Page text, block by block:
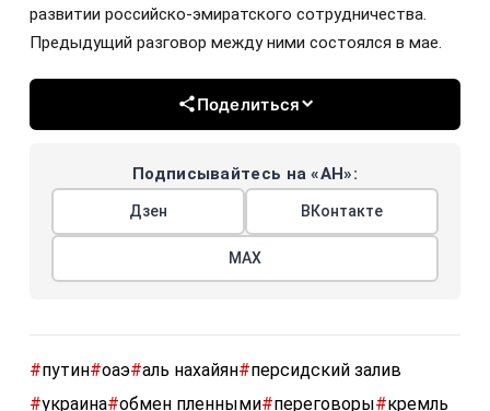
развитии российско-эмиратского сотрудничества.
Предыдущий разговор между ними состоялся в мае.
Поделиться
Подписывайтесь на «АН»:
Дзен ВКонтакте
МАХ
#путин#оаэ#аль нахайян#персидский залив
#украина#обмен пленными#переговоры#кремль